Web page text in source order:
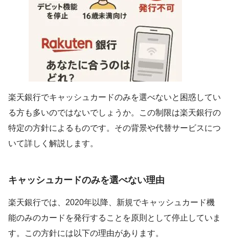
楽天銀行でキャッシュカードのみを選べないと困惑してい
る方も多いのではないでしょうか。この制限は楽天銀行の
特定の方針によるものです。その背景や代替サービスにつ
いて詳しく解説します。
キャッシュカードのみを選べない理由
楽天銀行では、2020年以降、新規でキャッシュカード機
能のみのカードを発行することを原則として停止していま
す。この方針には以下の理由があります。